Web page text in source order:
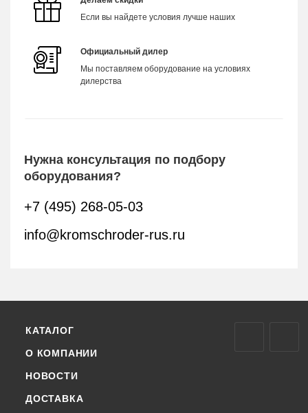
Если вы найдете условия лучше наших
Официальный дилер
Мы поставляем оборудование на условиях
дилерства
Нужна консультация по подбору
оборудования?
+7 (495) 268-05-03
info@kromschroder-rus.ru
КАТАЛОГ
О КОМПАНИИ
НОВОСТИ
ДОСТАВКА